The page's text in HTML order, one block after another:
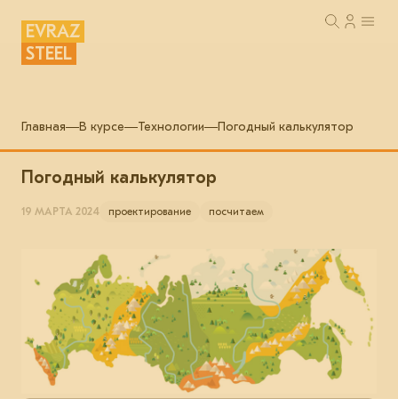
EVRAZ
STEEL
Главная В курсе Технологии Погодный калькулятор
Погодный калькулятор
19 МАРТА 2024 проектирование посчитаем